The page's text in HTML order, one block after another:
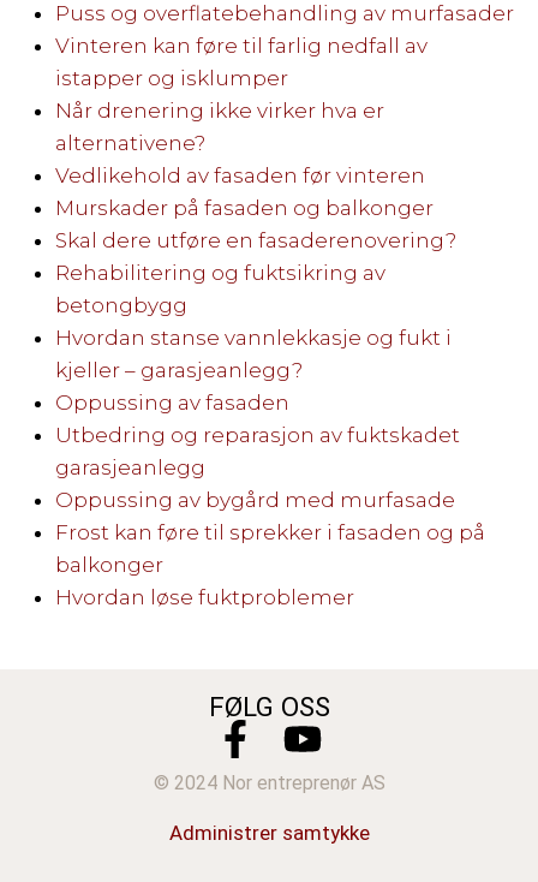
Puss og overflatebehandling av murfasader
Vinteren kan føre til farlig nedfall av
istapper og isklumper
Når drenering ikke virker hva er
alternativene?
Vedlikehold av fasaden før vinteren
Murskader på fasaden og balkonger
Skal dere utføre en fasaderenovering?
Rehabilitering og fuktsikring av
betongbygg
Hvordan stanse vannlekkasje og fukt i
kjeller – garasjeanlegg?
Oppussing av fasaden
Utbedring og reparasjon av fuktskadet
garasjeanlegg
Oppussing av bygård med murfasade
Frost kan føre til sprekker i fasaden og på
balkonger
Hvordan løse fuktproblemer
FØLG OSS
© 2024 Nor entreprenør AS
Administrer samtykke